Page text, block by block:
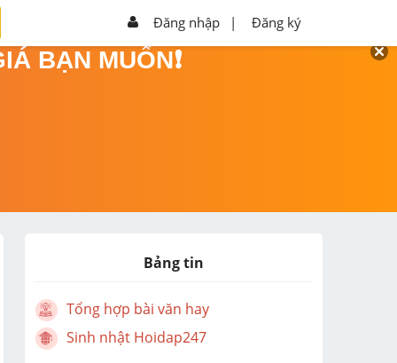
Đăng nhập | Đăng ký
BẠN MUỐN❗
Bảng tin
Tổng hợp bài văn hay
Sinh nhật Hoidap247